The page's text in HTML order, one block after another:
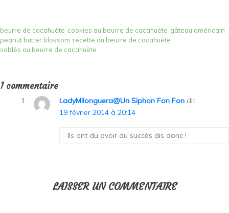
beurre de cacahuète cookies au beurre de cacahuète gâteau américain
peanut butter blossom recette au beurre de cacahuète
sablés au beurre de cacahuète
1 commentaire
LadyMilonguera@Un Siphon Fon Fon dit :
19 février 2014 à 20:14
Ils ont du avoir du succès dis donc !
LAISSER UN COMMENTAIRE